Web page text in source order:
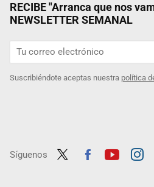
RECIBE "Arranca que nos
NEWSLETTER SEMANAL
Suscribiéndote aceptas nuestra política
Síguenos